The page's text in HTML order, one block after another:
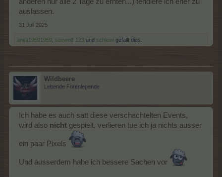
auslassen.
31 Juli 2025
anita19591959 seewolf-123 und schlewi gefällt dies.
Wildbeere
Lebende Forenlegende
Ich habe es auch satt diese verschachtelten Events,
wird also nicht gespielt, verlieren tue ich ja nichts ausser
ein paar Pixels
Und ausserdem habe ich bessere Sachen vor